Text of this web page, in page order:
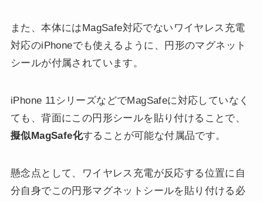
また、本体にはMagSafe対応でないワイヤレス充電
対応のiPhoneでも使えるように、円形のマグネット
シールが付属されています。
iPhone 11シリーズなどでMagSafeに対応していなく
ても、背面にこの円形シールを貼り付けることで、
擬似MagSafe化することが可能な付属品です。
懸念点として、ワイヤレス充電が反応する位置に自
分自身でこの円形マグネットシールを貼り付ける必